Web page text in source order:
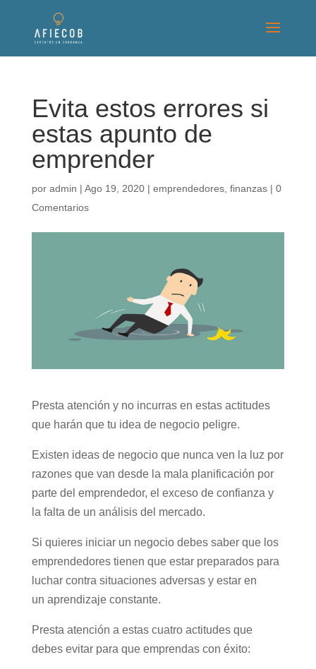
Evita estos errores si
estas apunto de
emprender
por admin | Ago 19, 2020| emprendedores, finanzas| 0
Comentarios
Presta atención y no incurras en estas actitudes
que harán que tu idea de negocio peligre.
Existen ideas de negocio que nunca ven la luz por
razones que van desde la mala planificación por
parte del emprendedor, el exceso de confianza y
la falta de un análisis del mercado.
Si quieres iniciar un negocio debes saber que los
emprendedores tienen que estar preparados para
luchar contra situaciones adversas y estar en
un aprendizaje constante.
Presta atención a estas cuatro actitudes que
debes evitar para que emprendas con éxito: